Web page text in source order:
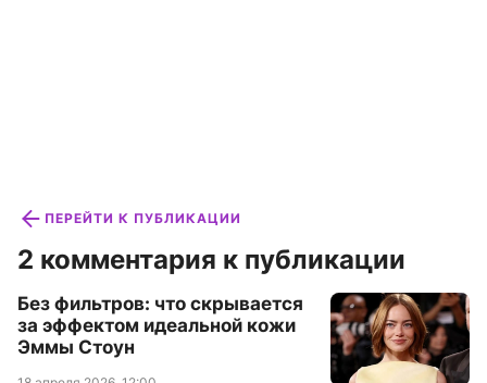
ПЕРЕЙТИ К ПУБЛИКАЦИИ
2 комментария к публикации
Без фильтров: что скрывается
за эффектом идеальной кожи
Эммы Стоун